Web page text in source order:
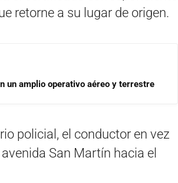
retorne a su lugar de origen.
un amplio operativo aéreo y terrestre
policial, el conductor en vez
San Martín hacia el